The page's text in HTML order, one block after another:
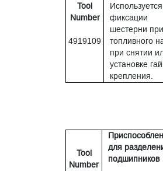
Tool
Number
4919109
фиксации
шестерни
топливного
при снятии
установке
крепления.
Tool
Number
для
подшипников